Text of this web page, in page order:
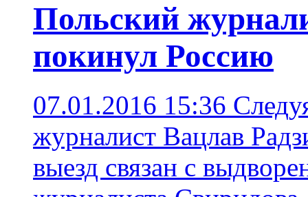
Польский
покинул Россию
07.01.2016 15:36
журналист Вацлав
выезд связан с